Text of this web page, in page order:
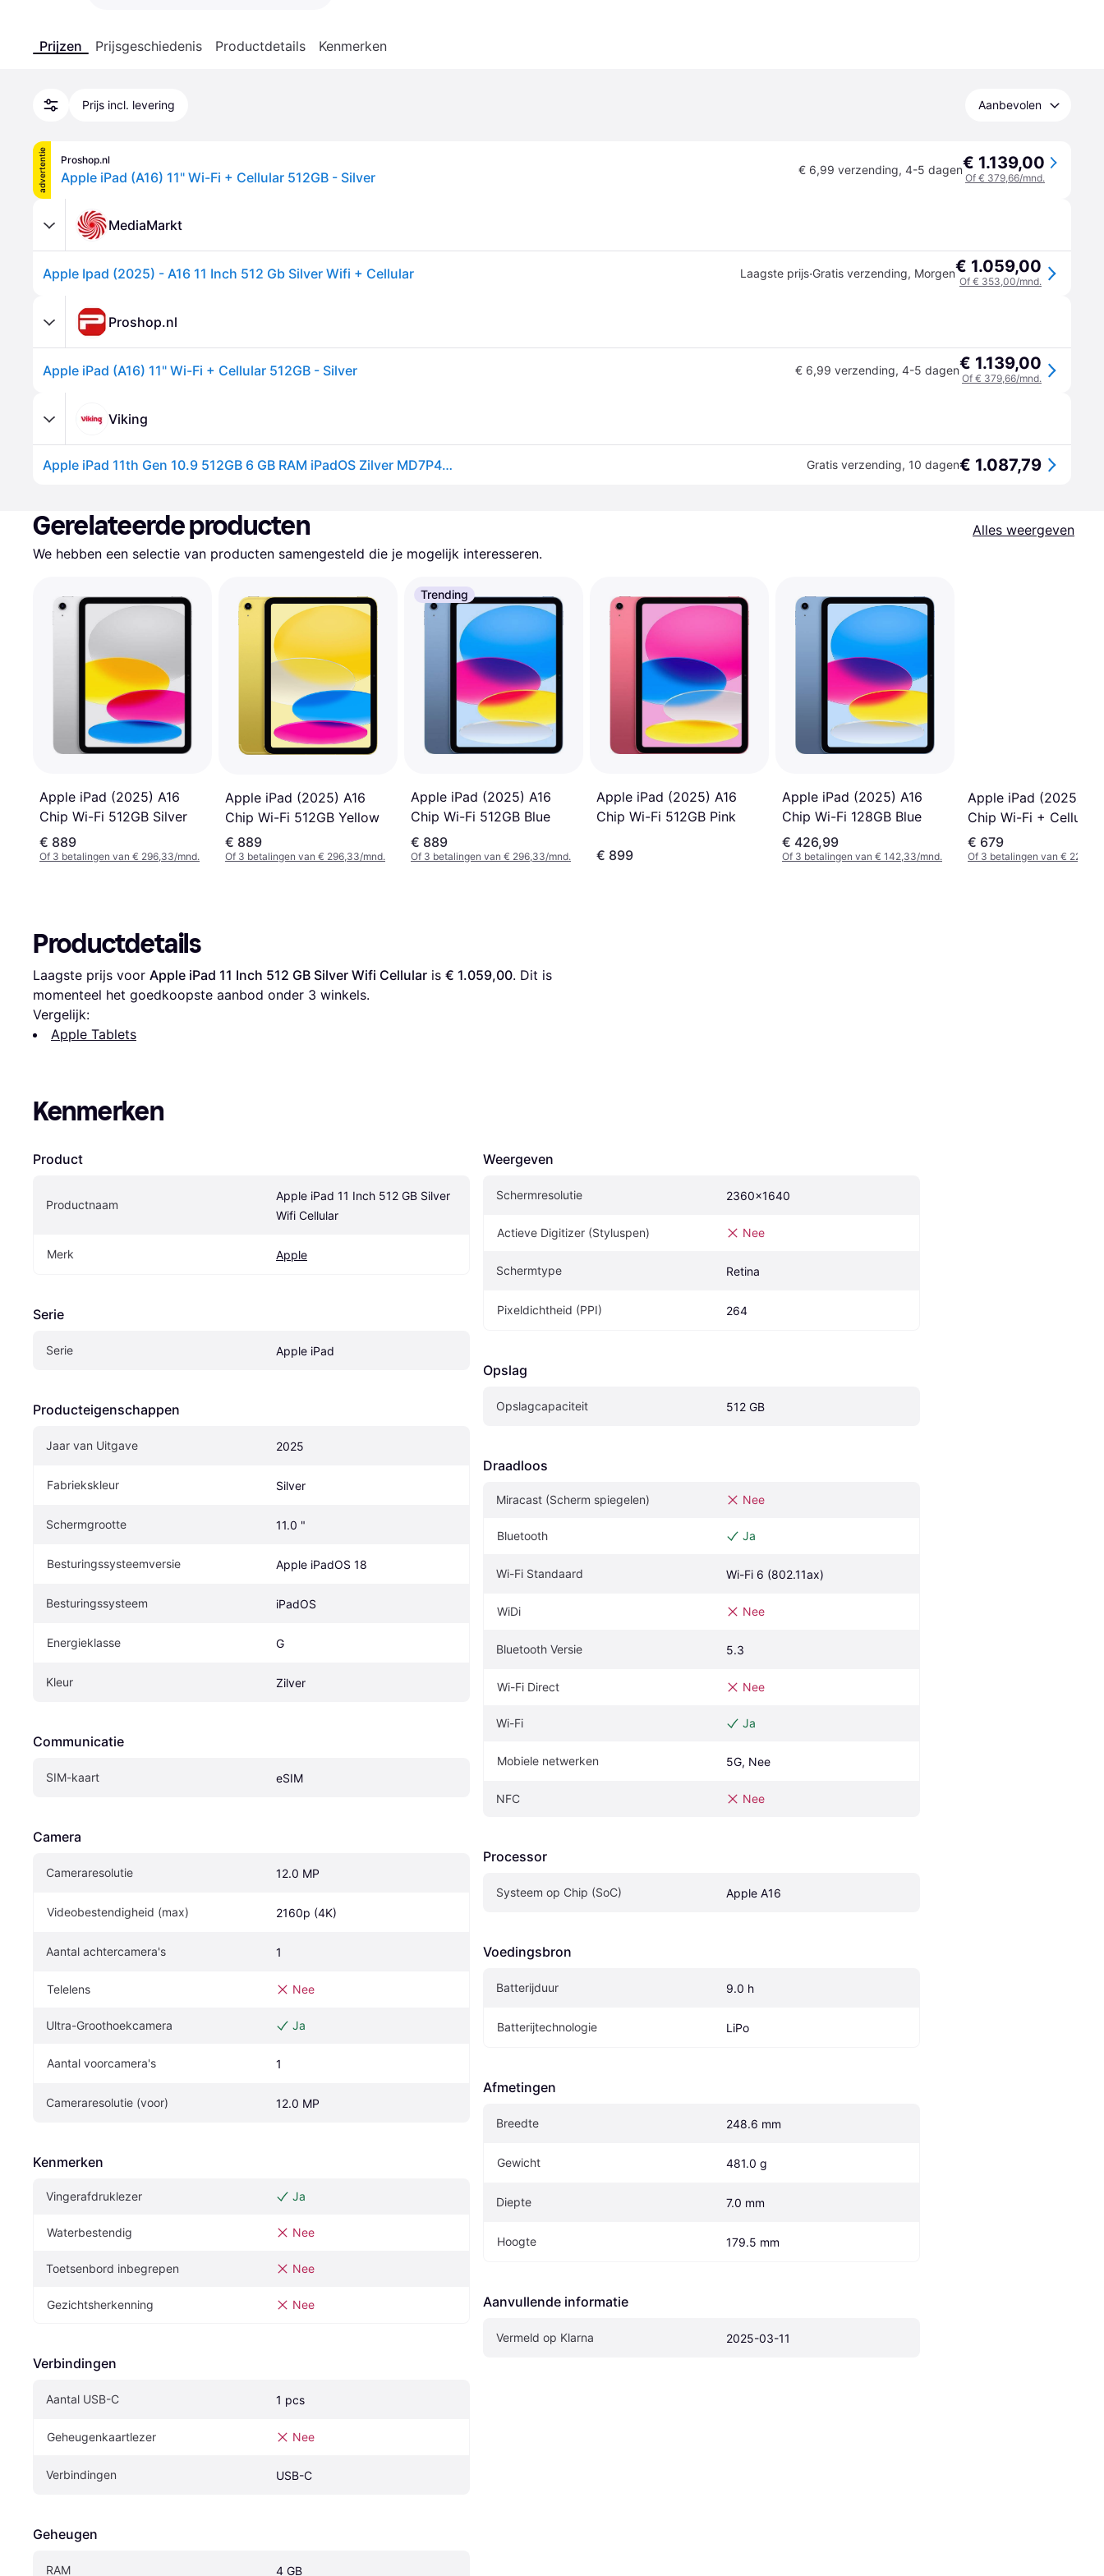
Prijzen Prijsgeschiedenis Productdetails Kenmerken
Prijs incl. levering Aanbevolen
advertentie Proshop.nl
Apple iPad (A16) 11" Wi-Fi + Cellular 512GB - Silver € 6,99 verzending, 4-5 dagen€ 1.139,00
Of € 379,66/mnd.
MediaMarkt
Apple Ipad (2025) - A16 11 Inch 512 Gb Silver Wifi + Cellular Laagste prijs·Gratis verzending, Morgen€ 1.059,00
Of € 353,00/mnd.
Proshop.nl
Apple iPad (A16) 11" Wi-Fi + Cellular 512GB - Silver € 6,99 verzending, 4-5 dagen€ 1.139,00
Of € 379,66/mnd.
Viking
Apple iPad 11th Gen 10.9 512GB 6 GB RAM iPadOS Zilver MD7P4TY/A Gratis verzending, 10 dagen€ 1.087,79
Gerelateerde producten
Alles weergeven
We hebben een selectie van producten samengesteld die je mogelijk interesseren.
Apple iPad (2025) A16
Chip Wi-Fi 512GB Silver
€ 889
Of 3 betalingen van € 296,33/mnd.
Apple iPad (2025) A16
Chip Wi-Fi 512GB Yellow
€ 889
Of 3 betalingen van € 296,33/mnd.
Trending
Apple iPad (2025) A16
Chip Wi-Fi 512GB Blue
€ 889
Of 3 betalingen van € 296,33/mnd.
Apple iPad (2025) A16
Chip Wi-Fi 512GB Pink
€ 899
Apple iPad (2025) A16
Chip Wi-Fi 128GB Blue
€ 426,99
Of 3 betalingen van € 142,33/mnd.
Apple iPad (2025)
Chip Wi-Fi + Cellular
128GB Pink
€ 679
Of 3 betalingen van €
Productdetails
Laagste prijs voor Apple iPad 11 Inch 512 GB Silver Wifi Cellular is € 1.059,00. Dit is
momenteel het goedkoopste aanbod onder 3 winkels.
Vergelijk:
Apple Tablets
Kenmerken
Product
Productnaam
Apple iPad 11 Inch 512 GB Silver
Wifi Cellular
Merk Apple
Serie
Serie Apple iPad
Producteigenschappen
Jaar van Uitgave 2025
Fabriekskleur Silver
Schermgrootte 11.0 "
Besturingssysteemversie Apple iPadOS 18
Besturingssysteem iPadOS
Energieklasse G
Kleur Zilver
Communicatie
SIM-kaart eSIM
Camera
Cameraresolutie 12.0 MP
Videobestendigheid (max) 2160p (4K)
Aantal achtercamera's 1
Telelens Nee
Ultra-Groothoekcamera Ja
Aantal voorcamera's 1
Cameraresolutie (voor) 12.0 MP
Kenmerken
Vingerafdruklezer Ja
Waterbestendig Nee
Toetsenbord inbegrepen Nee
Gezichtsherkenning Nee
Verbindingen
Aantal USB-C 1 pcs
Geheugenkaartlezer Nee
Verbindingen USB-C
Geheugen
RAM 4 GB
Weergeven
Schermresolutie 2360x1640
Actieve Digitizer (Styluspen) Nee
Schermtype Retina
Pixeldichtheid (PPI) 264
Opslag
Opslagcapaciteit 512 GB
Draadloos
Miracast (Scherm spiegelen) Nee
Bluetooth Ja
Wi-Fi Standaard Wi-Fi 6 (802.11ax)
WiDi Nee
Bluetooth Versie 5.3
Wi-Fi Direct Nee
Wi-Fi Ja
Mobiele netwerken 5G, Nee
NFC Nee
Processor
Systeem op Chip (SoC) Apple A16
Voedingsbron
Batterijduur 9.0 h
Batterijtechnologie LiPo
Afmetingen
Breedte 248.6 mm
Gewicht 481.0 g
Diepte 7.0 mm
Hoogte 179.5 mm
Aanvullende informatie
Vermeld op Klarna 2025-03-11